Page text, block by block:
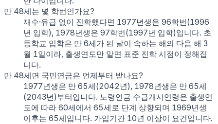
만 48세는 몇 학번인가요?
재수·유급 없이 진학했다면 1977년생은 96학번(1996
년 입학), 1978년생은 97학번(1997년 입학)입니다. 초
등학교 입학은 만 6세가 된 날이 속하는 해의 다음 해 3
월 1일이라, 출생연도만 알면 표준 진학 시점이 정해집
니다.
만 48세면 국민연금은 언제부터 받나요?
1977년생은 만 65세(2042년), 1978년생은 만 65세
(2043년)부터입니다. 노령연금 수급개시연령은 출생연
도에 따라 60세에서 65세로 단계 상향되며 1969년생
이후는 65세입니다. 가입기간 10년 이상이 요건입니다.